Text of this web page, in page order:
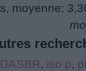
DASBR, iso p,